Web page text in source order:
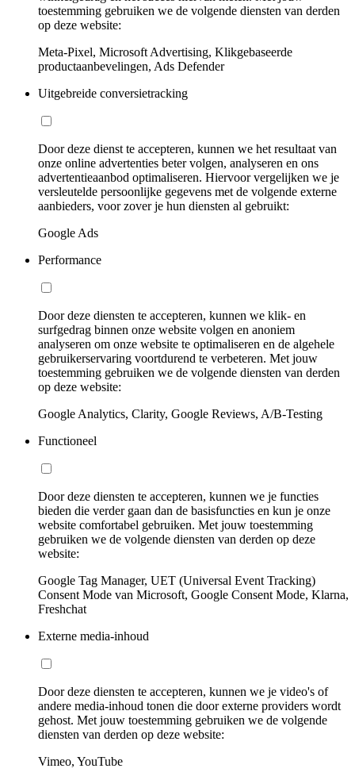
toestemming gebruiken we de volgende diensten van derden
op deze website:
Meta-Pixel, Microsoft Advertising, Klikgebaseerde
productaanbevelingen, Ads Defender
Uitgebreide conversietracking
Door deze dienst te accepteren, kunnen we het resultaat van
onze online advertenties beter volgen, analyseren en ons
advertentieaanbod optimaliseren. Hiervoor vergelijken we je
versleutelde persoonlijke gegevens met de volgende externe
aanbieders, voor zover je hun diensten al gebruikt:
Google Ads
Performance
Door deze diensten te accepteren, kunnen we klik- en
surfgedrag binnen onze website volgen en anoniem
analyseren om onze website te optimaliseren en de algehele
gebruikerservaring voortdurend te verbeteren. Met jouw
toestemming gebruiken we de volgende diensten van derden
op deze website:
Google Analytics, Clarity, Google Reviews, A/B-Testing
Functioneel
Door deze diensten te accepteren, kunnen we je functies
bieden die verder gaan dan de basisfuncties en kun je onze
website comfortabel gebruiken. Met jouw toestemming
gebruiken we de volgende diensten van derden op deze
website:
Google Tag Manager, UET (Universal Event Tracking)
Consent Mode van Microsoft, Google Consent Mode, Klarna,
Freshchat
Externe media-inhoud
Door deze diensten te accepteren, kunnen we je video's of
andere media-inhoud tonen die door externe providers wordt
gehost. Met jouw toestemming gebruiken we de volgende
diensten van derden op deze website:
Vimeo, YouTube